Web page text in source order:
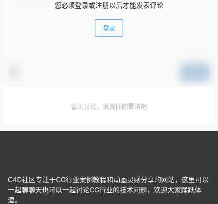
您必须登录或注册以后才能发表评论
登录
暂无讨论，说说你的看法吧
C4D社区专注于CG行业案例教程和动画灵感分享的网站，这里可以
一起聊聊天也可以一起讨论CG行业的技术问题，欢迎大家踊跃体
温。